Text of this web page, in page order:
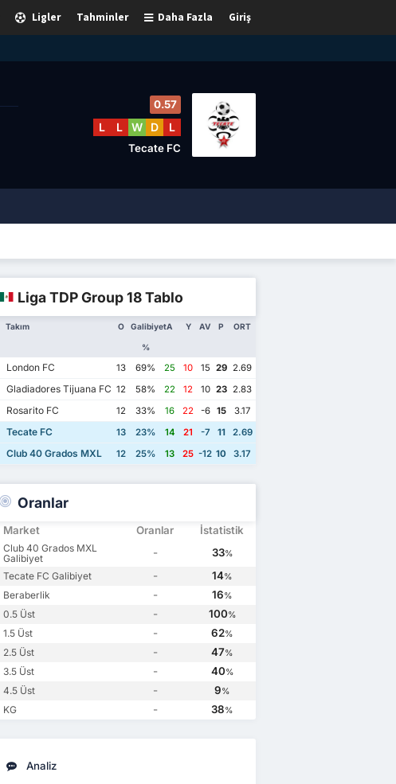
Giriş
Daha Fazla
Tahminler
Ligler
0.57
L L W D L
Tecate FC
Liga TDP Group 18 Tablo
Takım O Galibiyet
%
A Y AV P ORT
London FC 13 69% 25 10 15 29 2.69
Gladiadores Tijuana FC 12 58% 22 12 10 23 2.83
Rosarito FC 12 33% 16 22 -6 15
3.17
Tecate FC 13 23% 14 21 -7 11
2.69
Club 40 Grados MXL 12 25% 13 25 -12 10 3.17
Oranlar
Market Oranlar İstatistik
Club 40 Grados MXL
Galibiyet
- 33%
Tecate FC Galibiyet - 14%
Beraberlik - 16%
0.5 Üst - 100%
1.5 Üst - 62%
2.5 Üst - 47%
3.5 Üst - 40%
4.5 Üst - 9%
KG - 38%
Analiz